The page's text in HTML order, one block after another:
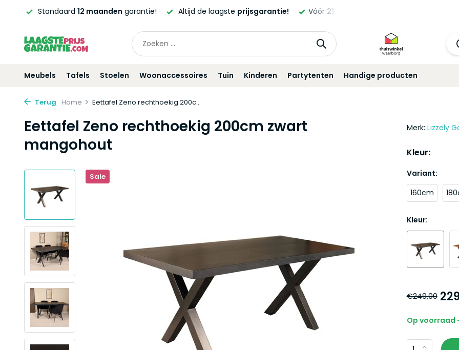
Altijd de laagsteprijsgarantie! Vóór21:00 besteld,morgengeleverd!* Standaard
Meubels Tafels Stoelen Woonaccessoires Tuin Kinderen Partytenten Handige producten
Terug Home Eettafel Zeno rechthoekig 200c...
Eettafel Zeno rechthoekig 200cm zwart
mangohout
Sale
Merk: Lizzely
Kleur:
Variant:
160cm
Kleur:
€249,00
Op voorraad